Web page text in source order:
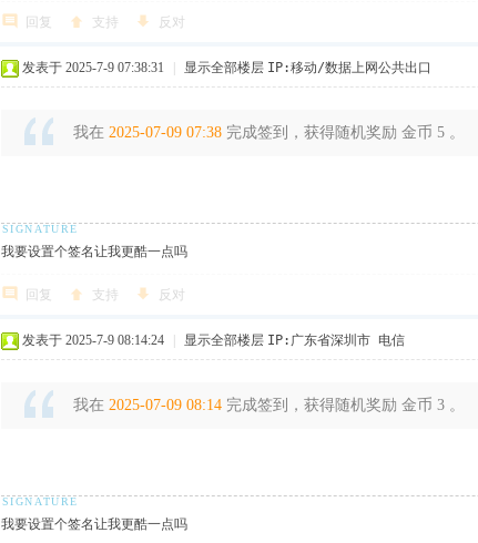
回复 支持 反对
发表于 2025-7-9 07:38:31 显示全部楼层 IP:移动/数据上网公共出口
我在 2025-07-09 07:38 完成签到，获得随机奖励 金币 5 。
我要设置个签名让我更酷一点吗
回复 支持 反对
发表于 2025-7-9 08:14:24 显示全部楼层 IP:广东省深圳市 电信
我在 2025-07-09 08:14 完成签到，获得随机奖励 金币 3 。
我要设置个签名让我更酷一点吗